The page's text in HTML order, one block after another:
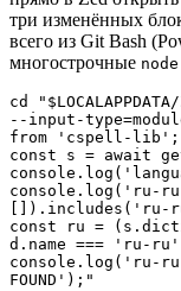
три изменённых
всего из Git Bash
многострочные
cd
--input-
from 'cspell-lib';
const s = await
console.log('ru-
[]).includes('ru-
const ru =
d.name === 'ru-
console.log('ru-
FOUND');"